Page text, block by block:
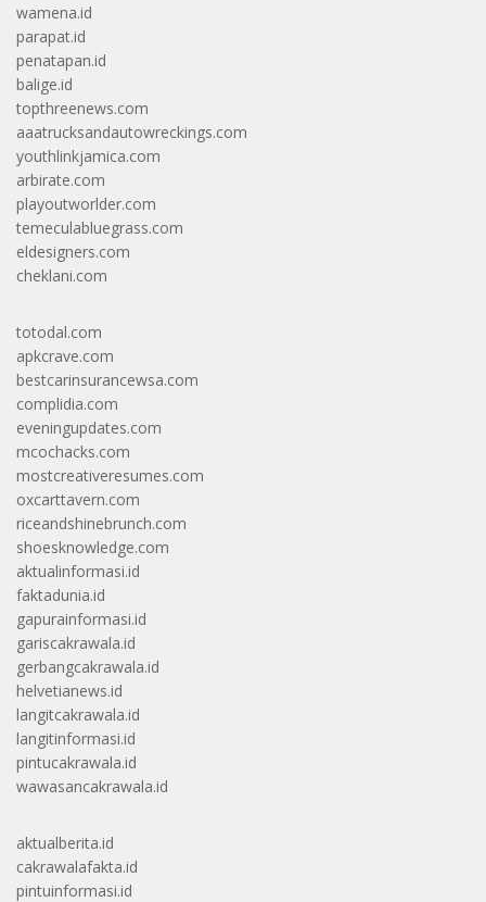
wamena.id
parapat.id
penatapan.id
balige.id
topthreenews.com
aaatrucksandautowreckings.com
youthlinkjamica.com
arbirate.com
playoutworlder.com
temeculabluegrass.com
eldesigners.com
cheklani.com
totodal.com
apkcrave.com
bestcarinsurancewsa.com
complidia.com
eveningupdates.com
mcochacks.com
mostcreativeresumes.com
oxcarttavern.com
riceandshinebrunch.com
shoesknowledge.com
aktualinformasi.id
faktadunia.id
gapurainformasi.id
gariscakrawala.id
gerbangcakrawala.id
helvetianews.id
langitcakrawala.id
langitinformasi.id
pintucakrawala.id
wawasancakrawala.id
aktualberita.id
cakrawalafakta.id
pintuinformasi.id